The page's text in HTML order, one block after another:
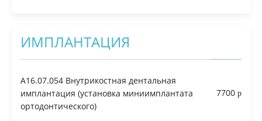
ИМПЛАНТАЦИЯ
A16.07.054 Внутрикостная дентальная
имплантация (установка миниимплантата
ортодонтического)
7700